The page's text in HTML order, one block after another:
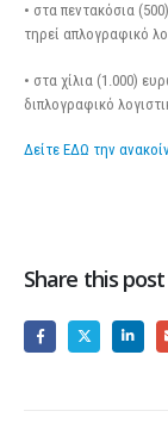
• στα πεντακόσια
τηρεί απλογραφικό
• στα χίλια (1.000)
διπλογραφικό
Δείτε ΕΔΩ την
Share this post